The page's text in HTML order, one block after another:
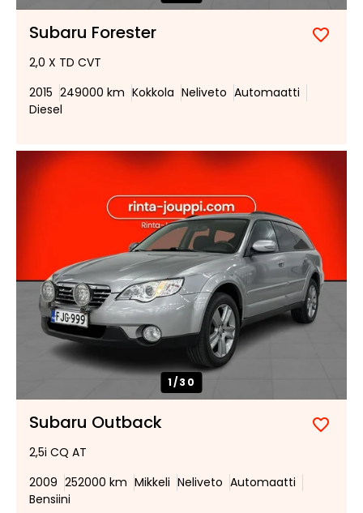
Subaru Forester
Lisää
2,0 X TD CVT
2015 249000 km Kokkola Neliveto Automaatti
Diesel
tarjous:
huutokaupat.com
1/30
Subaru Outback
Lisää
2,5i CQ AT
2009 252000 km Mikkeli Neliveto Automaatti
Bensiini